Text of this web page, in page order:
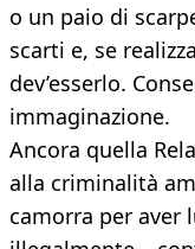
o un paio di
scarti e, se
dev’esserlo.
immaginazione.
Ancora quella
alla criminalità
camorra per aver